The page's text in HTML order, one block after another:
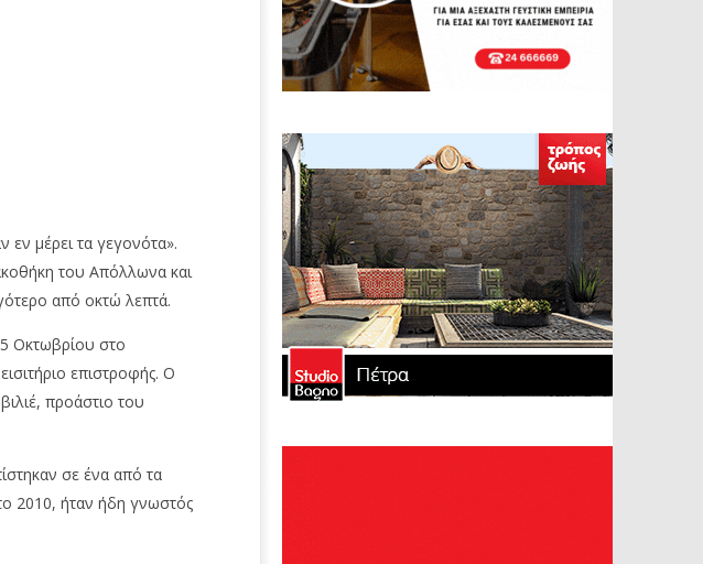
εν μέρει τα γεγονότα».
του Απόλλωνα και
από οκτώ λεπτά.
Οκτωβρίου στο
επιστροφής. Ο
βιλιέ, προάστιο του
ίστηκαν σε ένα από τα
2010, ήταν ήδη γνωστός